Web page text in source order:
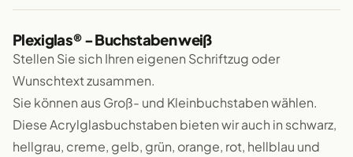
Plexiglas® - Buchstaben weiß
Stellen Sie sich Ihren eigenen Schriftzug oder
Wunschtext zusammen.
Sie können aus Groß- und Kleinbuchstaben wählen.
Diese Acrylglasbuchstaben bieten wir auch in schwarz,
hellgrau, creme, gelb, grün, orange, rot, hellblau und